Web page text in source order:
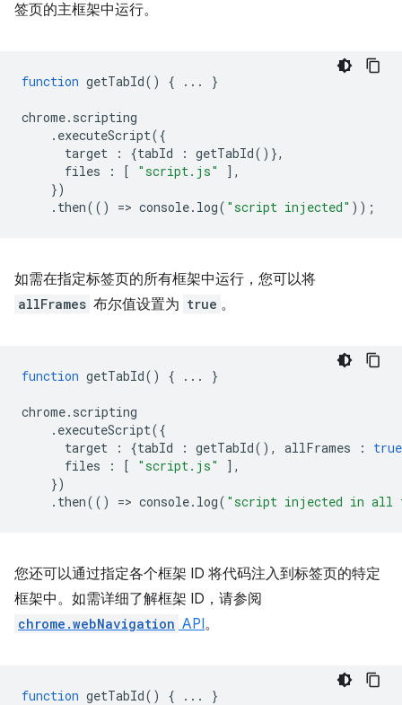
签页的主框架中运行。
function getTabId() { ... }
chrome. scripting
. executeScript({
target
: {tabId : getTabId()},
files
: [ "script.js"
],
})
. then(() => console. log( "script injected" ));
如需在指定标签页的所有框架中运行，您可以将
allFrames 布尔值设置为 true 。
function getTabId() { ... }
chrome. scripting
. executeScript({
target
: {tabId : getTabId(), allFrames :
true
files
: [ "script.js"
],
})
. then(() => console. log( "script injected in all
您还可以通过指定各个框架 ID 将代码注入到标签页的特定
框架中。如需详细了解框架 ID，请参阅
chrome.webNavigation API。
function getTabId() { ... }